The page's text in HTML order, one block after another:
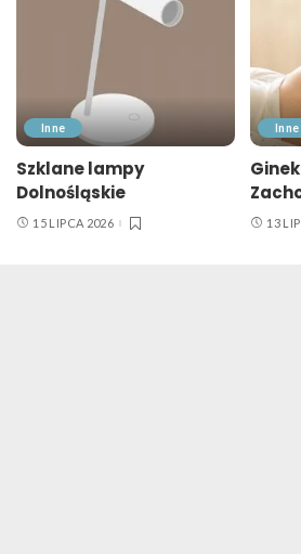
Inne
Szklane lampy
Dolnośląskie
15 LIPCA 2026
Inne
13